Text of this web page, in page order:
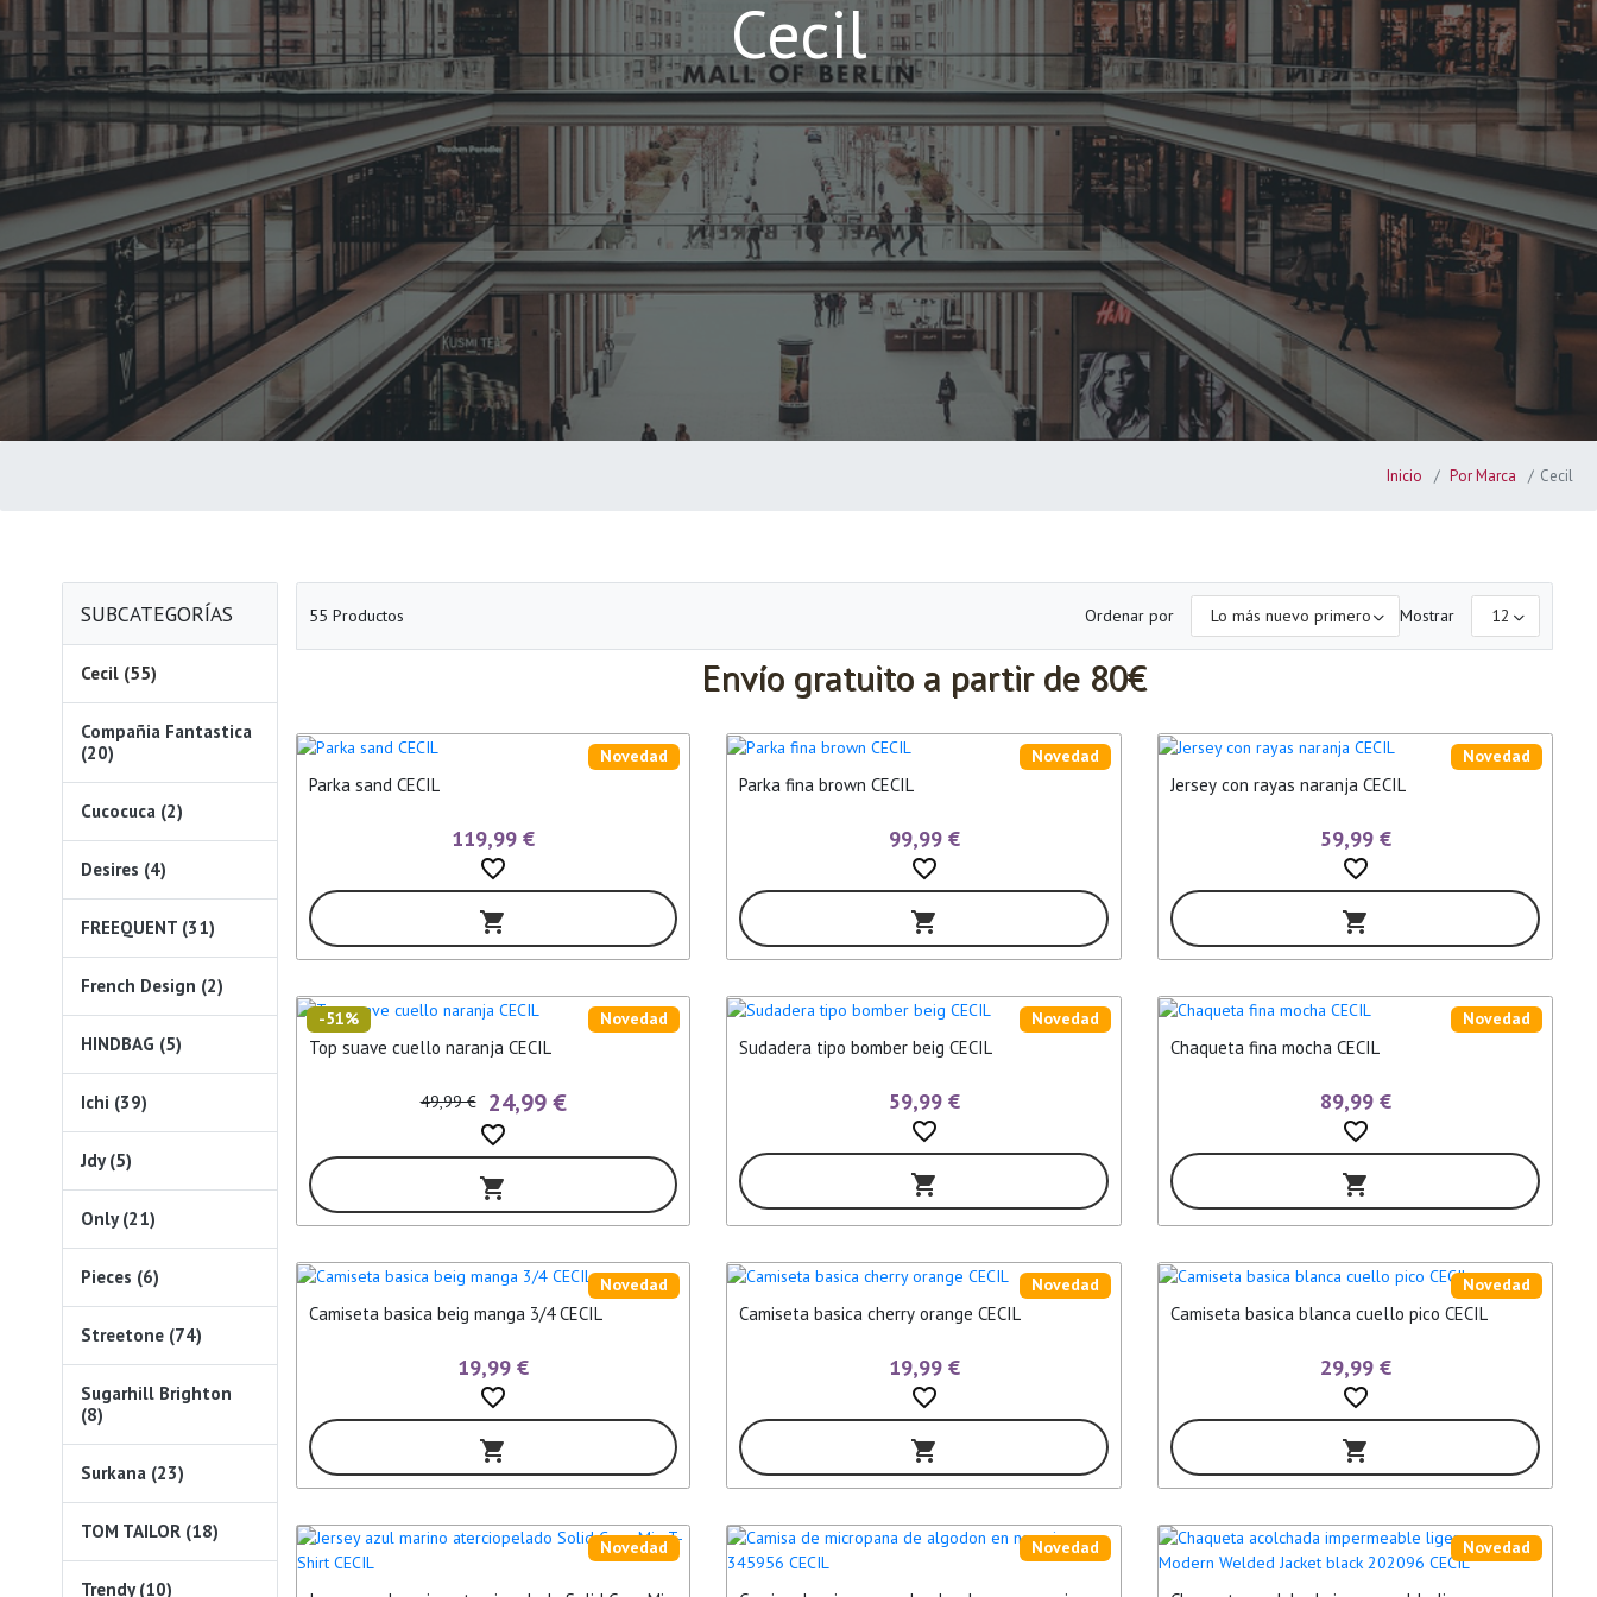
Cecil
Inicio Por Marca Cecil
SUBCATEGORÍAS
Cecil (55)
Compañia Fantastica
(20)
Cucocuca (2)
Desires (4)
FREEQUENT (31)
French Design (2)
HINDBAG (5)
Ichi (39)
Jdy (5)
Only (21)
Pieces (6)
Streetone (74)
Sugarhill Brighton
(8)
Surkana (23)
TOM TAILOR (18)
Trendy (10)
55 Productos Ordenar por Mostrar
Envío gratuito a partir de 80€
Parka sand CECIL
Novedad
119,99 €
favorite_border
shopping_cart
Parka fina brown CECIL
Novedad
99,99 €
favorite_border
shopping_cart
Jersey con rayas naranja CECIL
Novedad
59,99 €
favorite_border
shopping_cart
Top suave cuello naranja CECIL
Novedad
-51%
49,99 € 24,99 €
favorite_border
shopping_cart
Sudadera tipo bomber beig CECIL
Novedad
59,99 €
favorite_border
shopping_cart
Chaqueta fina mocha CECIL
Novedad
89,99 €
favorite_border
shopping_cart
Camiseta basica beig manga 3/4 CECIL
Novedad
19,99 €
favorite_border
shopping_cart
Camiseta basica cherry orange CECIL
Novedad
19,99 €
favorite_border
shopping_cart
Camiseta basica blanca cuello pico CECIL
Novedad
29,99 €
favorite_border
shopping_cart
Novedad Novedad Novedad